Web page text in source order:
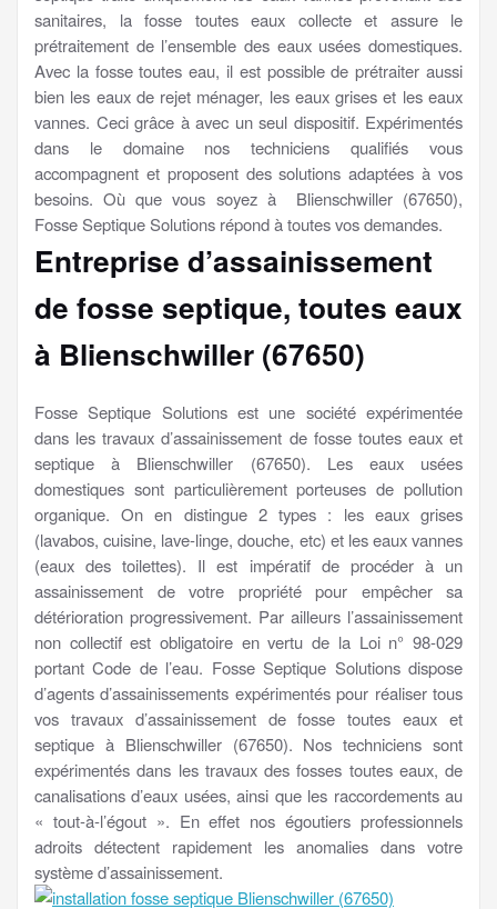
sanitaires, la fosse toutes eaux collecte et assure le
prétraitement de l’ensemble des eaux usées domestiques.
Avec la fosse toutes eau, il est possible de prétraiter aussi
bien les eaux de rejet ménager, les eaux grises et les eaux
vannes. Ceci grâce à avec un seul dispositif. Expérimentés
dans le domaine nos techniciens qualifiés vous
accompagnent et proposent des solutions adaptées à vos
besoins. Où que vous soyez à Blienschwiller (67650),
Fosse Septique Solutions répond à toutes vos demandes.
Entreprise d’assainissement
de fosse septique, toutes eaux
à Blienschwiller (67650)
Fosse Septique Solutions est une société expérimentée
dans les travaux d’assainissement de fosse toutes eaux et
septique à Blienschwiller (67650). Les eaux usées
domestiques sont particulièrement porteuses de pollution
organique. On en distingue 2 types : les eaux grises
(lavabos, cuisine, lave-linge, douche, etc) et les eaux vannes
(eaux des toilettes). Il est impératif de procéder à un
assainissement de votre propriété pour empêcher sa
détérioration progressivement. Par ailleurs l’assainissement
non collectif est obligatoire en vertu de la Loi n° 98-029
portant Code de l’eau. Fosse Septique Solutions dispose
d’agents d’assainissements expérimentés pour réaliser tous
vos travaux d’assainissement de fosse toutes eaux et
septique à Blienschwiller (67650). Nos techniciens sont
expérimentés dans les travaux des fosses toutes eaux, de
canalisations d’eaux usées, ainsi que les raccordements au
« tout-à-l’égout ». En effet nos égoutiers professionnels
adroits détectent rapidement les anomalies dans votre
système d’assainissement.